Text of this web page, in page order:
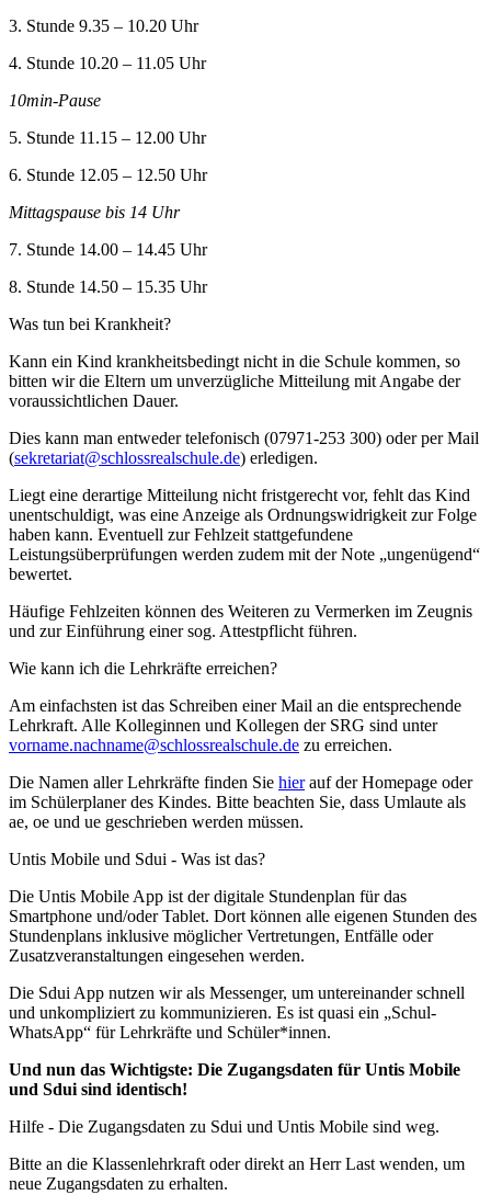
3. Stunde 9.35 – 10.20 Uhr
4. Stunde 10.20 – 11.05 Uhr
10min-Pause
5. Stunde 11.15 – 12.00 Uhr
6. Stunde 12.05 – 12.50 Uhr
Mittagspause bis 14 Uhr
7. Stunde 14.00 – 14.45 Uhr
8. Stunde 14.50 – 15.35 Uhr
Was tun bei Krankheit?
Kann ein Kind krankheitsbedingt nicht in die Schule kommen, so
bitten wir die Eltern um unverzügliche Mitteilung mit Angabe der
voraussichtlichen Dauer.
Dies kann man entweder telefonisch (07971-253 300) oder per Mail
(sekretariat@schlossrealschule.de) erledigen.
Liegt eine derartige Mitteilung nicht fristgerecht vor, fehlt das Kind
unentschuldigt, was eine Anzeige als Ordnungswidrigkeit zur Folge
haben kann. Eventuell zur Fehlzeit stattgefundene
Leistungsüberprüfungen werden zudem mit der Note „ungenügend“
bewertet.
Häufige Fehlzeiten können des Weiteren zu Vermerken im Zeugnis
und zur Einführung einer sog. Attestpflicht führen.
Wie kann ich die Lehrkräfte erreichen?
Am einfachsten ist das Schreiben einer Mail an die entsprechende
Lehrkraft. Alle Kolleginnen und Kollegen der SRG sind unter
vorname.nachname@schlossrealschule.de zu erreichen.
Die Namen aller Lehrkräfte finden Sie hierauf der Homepage oder
im Schülerplaner des Kindes. Bitte beachten Sie, dass Umlaute als
ae, oe und ue geschrieben werden müssen.
Untis Mobile und Sdui - Was ist das?
Die Untis Mobile App ist der digitale Stundenplan für das
Smartphone und/oder Tablet. Dort können alle eigenen Stunden des
Stundenplans inklusive möglicher Vertretungen, Entfälle oder
Zusatzveranstaltungen eingesehen werden.
Die Sdui App nutzen wir als Messenger, um untereinander schnell
und unkompliziert zu kommunizieren. Es ist quasi ein „Schul-
WhatsApp“ für Lehrkräfte und Schüler*innen.
Und nun das Wichtigste: Die Zugangsdaten für Untis Mobile
und Sdui sind identisch!
Hilfe - Die Zugangsdaten zu Sdui und Untis Mobile sind weg.
Bitte an die Klassenlehrkraft oder direkt an Herr Last wenden, um
neue Zugangsdaten zu erhalten.